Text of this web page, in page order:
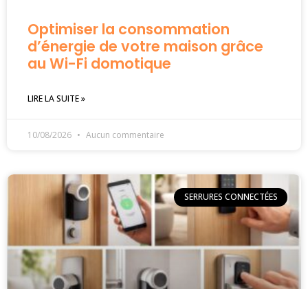
Optimiser la consommation
d’énergie de votre maison grâce
au Wi-Fi domotique
LIRE LA SUITE »
10/08/2026 Aucun commentaire
SERRURES CONNECTÉES